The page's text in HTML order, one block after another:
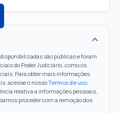
são públicas e foram
do Poder Judiciário, como os
Para obter mais informações
acesse o nossoTermos de uso.
relativa a informações pessoais,
proceder com a remoção dos